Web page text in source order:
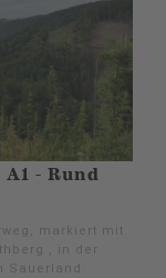
- Rund
markiert mit
, in der
Sauerland.